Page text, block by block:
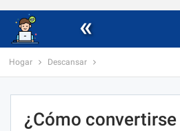
«
Hogar Descansar
¿Cómo